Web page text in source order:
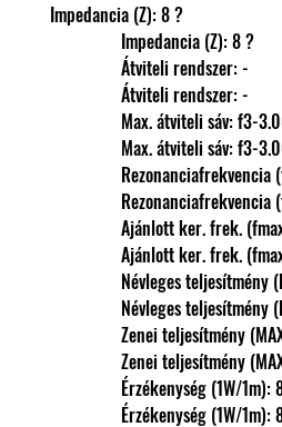
Impedancia (Z): 8 ?
                Impedancia (Z): 8 ?
                Átviteli rendszer: -
                Átviteli rendszer: -
Max. átviteli sáv:
Max. átviteli sáv:
Ajánlott ker.
Ajánlott ker.
Névleges
Névleges
Zenei
Zenei
Érzékenység
Érzékenység